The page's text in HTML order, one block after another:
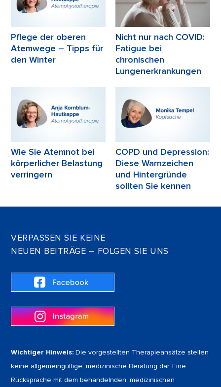
Pflege der oberen
Atemwege – Tipps für
den Winter
Nicht nur nach COVID:
Fatigue bei
chronischen
Lungenerkrankungen
Wie Sie Atemnot bei
körperlicher Belastung
verringern
COPD und Depression:
Diese Warnzeichen
und Hintergründe
sollten Sie kennen
VERPASSEN SIE KEINE
NEUEN BEITRÄGE – FOLGEN SIE UNS
Wichtiger Hinweis: Die vorgestellten Therapieansätze stellen
keine allgemeingültige, medizinische Beratung dar. Eine
Rücksprache mit dem behandelnden, medizinischen